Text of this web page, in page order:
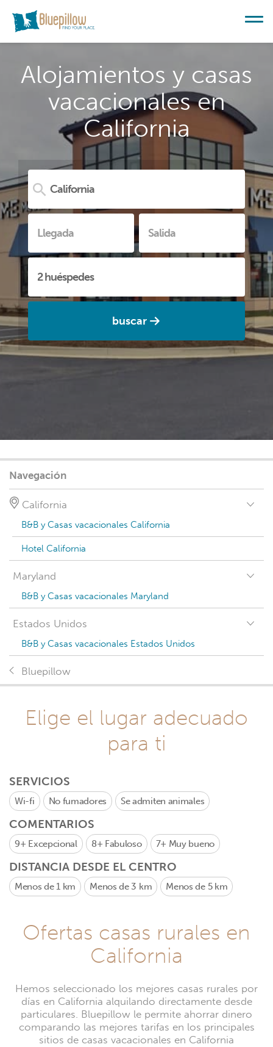
Alojamientos y casas
vacacionales en
California
buscar
Navegación
California
B&B y Casas vacacionales California
Hotel California
Maryland
B&B y Casas vacacionales Maryland
Estados Unidos
B&B y Casas vacacionales Estados Unidos
Bluepillow
Elige el lugar adecuado
para ti
SERVICIOS
Wi-fi No fumadores Se admiten animales
COMENTARIOS
9+ Excepcional 8+ Fabuloso 7+ Muy bueno
DISTANCIA DESDE EL CENTRO
Menos de 1 km Menos de 3 km Menos de 5 km
Ofertas casas rurales en
California
Hemos seleccionado los mejores casas rurales por
días en California alquilando directamente desde
particulares. Bluepillow le permite ahorrar dinero
comparando las mejores tarifas en los principales
sitios de casas vacacionales en California